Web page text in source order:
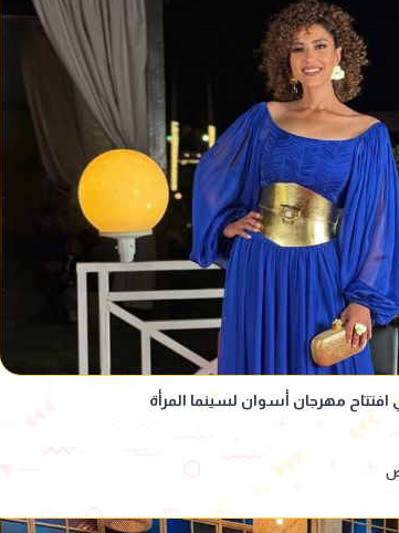
مهرجان أسوان لسينما المرأة